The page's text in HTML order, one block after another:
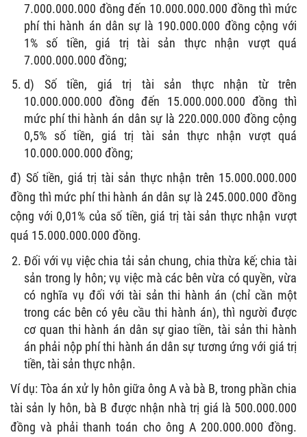
7.000.000.000 đồng đến 10.000.000.000 đồng thì mức
phí thi hành án dân sự là 190.000.000 đồng cộng với
1% số tiền, giá trị tài sản thực nhận vượt quá
7.000.000.000 đồng;
d) Số tiền, giá trị tài sản thực nhận từ trên
10.000.000.000 đồng đến 15.000.000.000 đồng thì
mức phí thi hành án dân sự là 220.000.000 đồng cộng
0,5% số tiền, giá trị tài sản thực nhận vượt quá
10.000.000.000 đồng;
đ) Số tiền, giá trị tài sản thực nhận trên 15.000.000.000
đồng thì mức phí thi hành án dân sự là 245.000.000 đồng
cộng với 0,01% của số tiền, giá trị tài sản thực nhận vượt
quá 15.000.000.000 đồng.
Đối với vụ việc chia tải sản chung, chia thừa kế; chia tài
sản trong ly hôn; vụ việc mà các bên vừa có quyền, vừa
có nghĩa vụ đối với tài sản thi hành án (chỉ cần một
trong các bên có yêu cầu thi hành án), thì người được
cơ quan thi hành án dân sự giao tiền, tài sản thi hành
án phải nộp phí thi hành án dân sự tương ứng với giá trị
tiền, tài sản thực nhận.
Ví dụ: Tòa án xử ly hôn giữa ông A và bà B, trong phần chia
tài sản ly hôn, bà B được nhận nhà trị giá là 500.000.000
đồng và phải thanh toán cho ông A 200.000.000 đồng.